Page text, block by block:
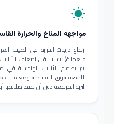
wb_sunny
مواجهة المناخ والحرارة
ارتفاع درجات الحرارة في الصيف
والعمارة) يتسبب في إضعاف الأنابيب
يتم تصميم الأنابيب الهندسية في
للأشعة فوق البنفسجية ومعاملات
التربة المرتفعة دون أن تفقد صلابتها